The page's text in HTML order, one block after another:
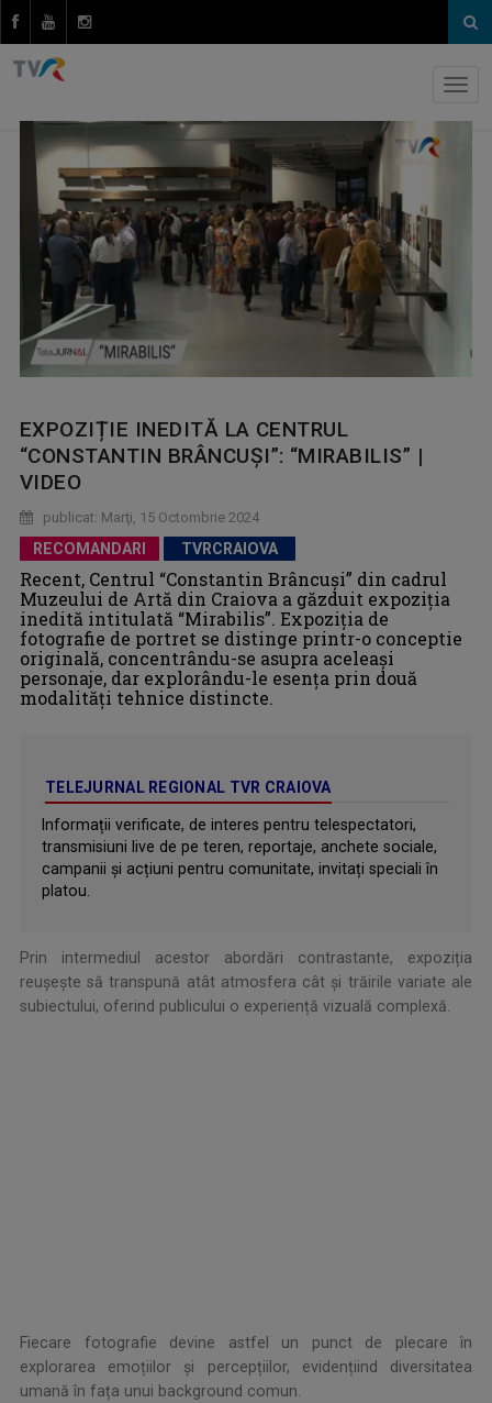
EXPOZIȚIE INEDITĂ LA CENTRUL
“CONSTANTIN BRÂNCUȘI”: “MIRABILIS” |
VIDEO
publicat: Marţi, 15 Octombrie 2024
RECOMANDARI TVRCRAIOVA
Recent, Centrul “Constantin Brâncuși” din cadrul
Muzeului de Artă din Craiova a găzduit expoziția
inedită intitulată “Mirabilis”. Expoziția de
fotografie de portret se distinge printr-o conceptie
originală, concentrându-se asupra aceleași
personaje, dar explorându-le esența prin două
modalități tehnice distincte.
TELEJURNAL REGIONAL TVR CRAIOVA
Informații verificate, de interes pentru telespectatori,
transmisiuni live de pe teren, reportaje, anchete sociale,
campanii și acțiuni pentru comunitate, invitați speciali în
platou.
Prin intermediul acestor abordări contrastante, expoziția
reușește să transpună atât atmosfera cât și trăirile variate ale
subiectului, oferind publicului o experiență vizuală complexă.
Fiecare fotografie devine astfel un punct de plecare în
explorarea emoțiilor și percepțiilor, evidențiind diversitatea
umană în fața unui background comun.